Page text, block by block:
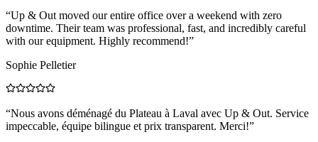
“Up & Out moved our entire office over a weekend with zero
downtime. Their team was professional, fast, and incredibly careful
with our equipment. Highly recommend!”
Sophie Pelletier
“Nous avons déménagé du Plateau à Laval avec Up & Out. Service
impeccable, équipe bilingue et prix transparent. Merci!”